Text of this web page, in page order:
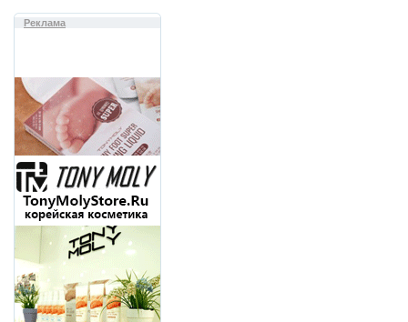
Реклама